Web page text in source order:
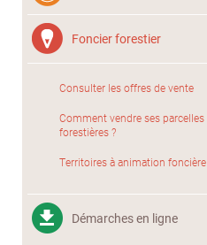
Foncier forestier
Consulter les offres de vente
Comment vendre ses parcelles
forestières ?
Territoires à animation foncière
Démarches en ligne